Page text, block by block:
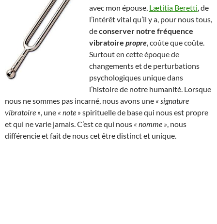
avec mon épouse, Lætitia Beretti , de
l’intérêt vital qu’il y a, pour nous tous,
deconserver notre fréquence
vibratoire propre , coûte que coûte.
Surtout en cette époque de
changements et de perturbations
psychologiques unique dans
l’histoire de notre humanité. Lorsque
nous ne sommes pas incarné, nous avons une « signature
vibratoire » , une « note » spirituelle de base qui nous est propre
et qui ne varie jamais. C’est ce qui nous « nomme » , nous
différencie et fait de nous cet être distinct et unique.